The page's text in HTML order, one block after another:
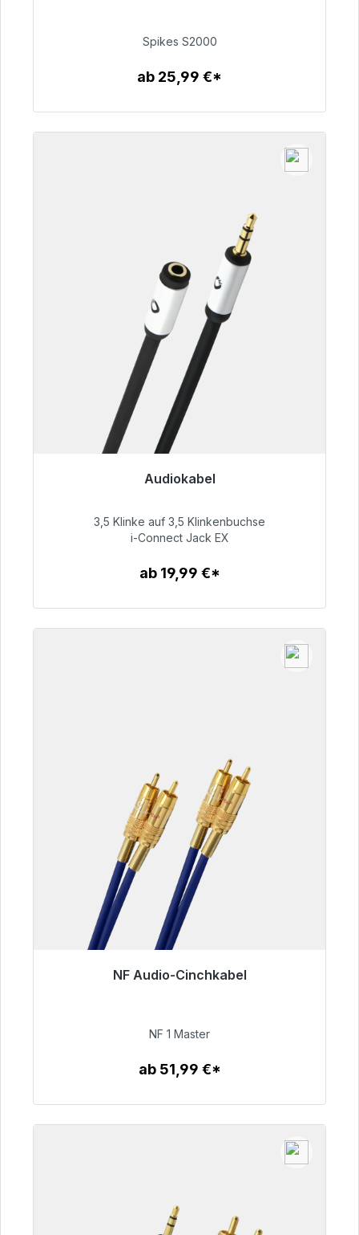
51,49 €
Spikes S2000
ab 25,99 €*
Audiokabel
51,99 €
3,5 Klinke auf 3,5 Klinkenbuchse
i-Connect Jack EX
ab 19,99 €*
NF Audio-Cinchkabel
99,00 €
NF 1 Master
ab 51,99 €*